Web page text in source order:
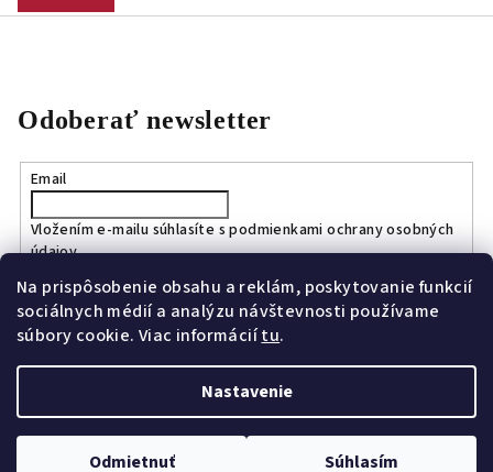
Na prispôsobenie obsahu a reklám, poskytovanie funkcií
sociálnych médií a analýzu návštevnosti používame
súbory cookie. Viac informáciítu.
Nastavenie
Odmietnuť Súhlasím
Odoberať newsletter
Email
Vložením e-mailu súhlasíte spodmienkami ochrany osobných
údajov
Prihlásiť sa
nastavenie cookies